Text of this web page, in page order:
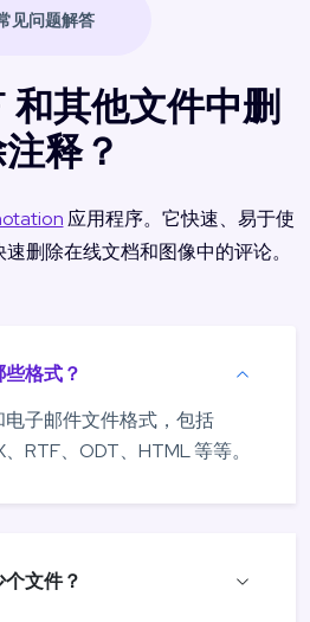
见问题解答
和其他文件中删
释？
应用程序。它快速、易于使
删除在线文档和图像中的评论。
格式？
子邮件文件格式，包括
RTF、ODT、HTML 等等。
文件？